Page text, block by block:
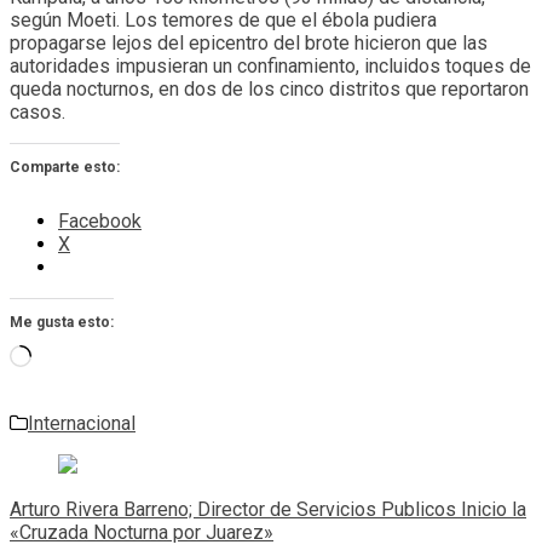
según Moeti. Los temores de que el ébola pudiera
propagarse lejos del epicentro del brote hicieron que las
autoridades impusieran un confinamiento, incluidos toques de
queda nocturnos, en dos de los cinco distritos que reportaron
casos.
Comparte esto:
Facebook
X
Me gusta esto:
Cargando...
Internacional
Navegación
de
entradas
Arturo Rivera Barreno; Director de Servicios Publicos Inicio la
«Cruzada Nocturna por Juarez»